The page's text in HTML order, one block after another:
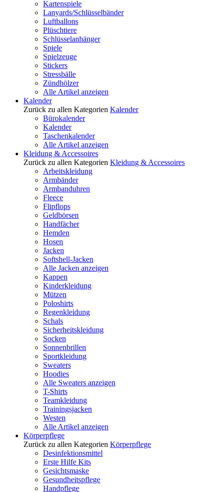
Kartenspiele
Lanyards/Schlüsselbänder
Luftballons
Plüschtiere
Schlüsselanhänger
Spiele
Spielzeuge
Stickers
Stressbälle
Zündhölzer
Alle Artikel anzeigen
Kalender
Zurück zu allen Kategorien Kalender
Bürokalender
Kalender
Taschenkalender
Alle Artikel anzeigen
Kleidung & Accessoires
Zurück zu allen Kategorien Kleidung & Accessoires
Arbeitskleidung
Armbänder
Armbanduhren
Fleece
Flipflops
Geldbörsen
Handfächer
Hemden
Hosen
Jacken
Softshell-Jacken
Alle Jacken anzeigen
Kappen
Kinderkleidung
Mützen
Poloshirts
Regenkleidung
Schals
Sicherheitskleidung
Socken
Sonnenbrillen
Sportkleidung
Sweaters
Hoodies
Alle Sweaters anzeigen
T-Shirts
Teamkleidung
Trainingsjacken
Westen
Alle Artikel anzeigen
Körperpflege
Zurück zu allen Kategorien Körperpflege
Desinfektionsmittel
Erste Hilfe Kits
Gesichtsmaske
Gesundheitspflege
Handpflege